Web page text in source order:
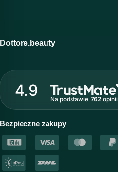
Moje konto
Program lojalnościowy
Strefa profesjonalisty
Dottore.beauty
O marce Dottore
Nasz zespół
Akademia i szkolenia
Baza wiedzy
4.9
Na podstawie 762opinii
Bezpieczne zakupy